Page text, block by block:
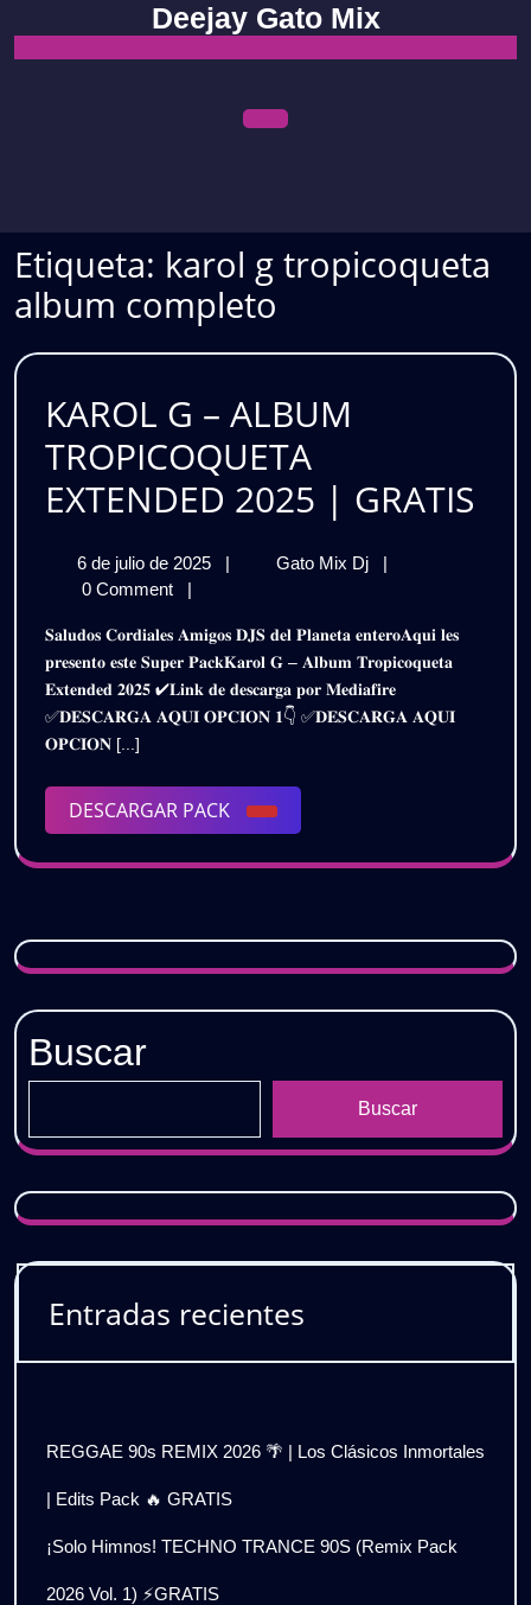
content
Deejay Gato Mix
Etiqueta: karol g tropicoqueta
album completo
KAROL G – ALBUM
TROPICOQUETA
EXTENDED 2025 | GRATIS
6 de julio de 2025
de
2025
| Gato Mix Dj
KAROL
ALBUM
TROPICOQUETA
EXTENDED
2025
|
0 Comment
|
𝐒𝐚𝐥𝐮𝐝𝐨𝐬 𝐂𝐨𝐫𝐝𝐢𝐚𝐥𝐞𝐬 𝐀𝐦𝐢𝐠𝐨𝐬 𝐃𝐉𝐒 𝐝𝐞𝐥 𝐏𝐥𝐚𝐧𝐞𝐭𝐚 𝐞𝐧𝐭𝐞𝐫𝐨𝐀𝐪𝐮𝐢 𝐥𝐞𝐬
𝐩𝐫𝐞𝐬𝐞𝐧𝐭𝐨 𝐞𝐬𝐭𝐞 𝐒𝐮𝐩𝐞𝐫 𝐏𝐚𝐜𝐤𝐊𝐚𝐫𝐨𝐥 𝐆 – 𝐀𝐥𝐛𝐮𝐦 𝐓𝐫𝐨𝐩𝐢𝐜𝐨𝐪𝐮𝐞𝐭𝐚
𝐄𝐱𝐭𝐞𝐧𝐝𝐞𝐝 𝟐𝟎𝟐𝟓 ✔𝐋𝐢𝐧𝐤 𝐝𝐞 𝐝𝐞𝐬𝐜𝐚𝐫𝐠𝐚 𝐩𝐨𝐫 𝐌𝐞𝐝𝐢𝐚𝐟𝐢𝐫𝐞
✅𝐃𝐄𝐒𝐂𝐀𝐑𝐆𝐀 𝐀𝐐𝐔𝐈 𝐎𝐏𝐂𝐈𝐎𝐍 𝟏👇 ✅𝐃𝐄𝐒𝐂𝐀𝐑𝐆𝐀 𝐀𝐐𝐔𝐈
𝐎𝐏𝐂𝐈𝐎𝐍 [...]
DESCARGAR PACK
DESCARGAR
PACK
Buscar
Buscar
Entradas recientes
REGGAE 90s REMIX 2026 🌴 | Los Clásicos Inmortales
| Edits Pack 🔥 GRATIS
¡Solo Himnos! TECHNO TRANCE 90S (Remix Pack
2026 Vol. 1) ⚡GRATIS